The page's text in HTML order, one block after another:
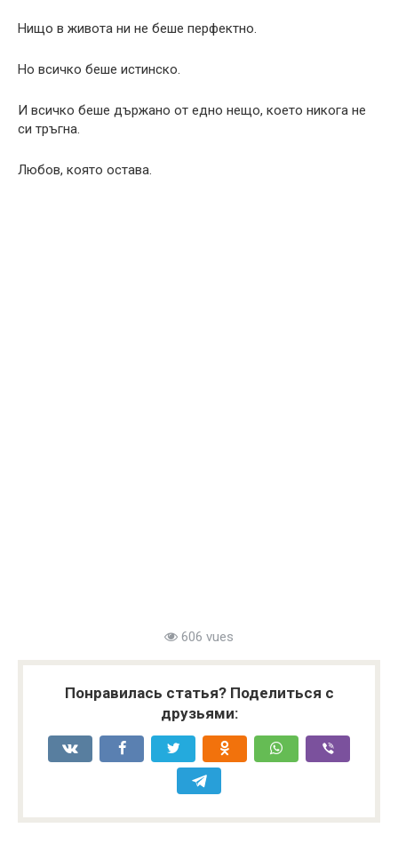
Нищо в живота ни не беше перфектно.
Но всичко беше истинско.
И всичко беше държано от едно нещо, което никога не
си тръгна.
Любов, която остава.
606 vues
Понравилась статья? Поделиться с
друзьями: